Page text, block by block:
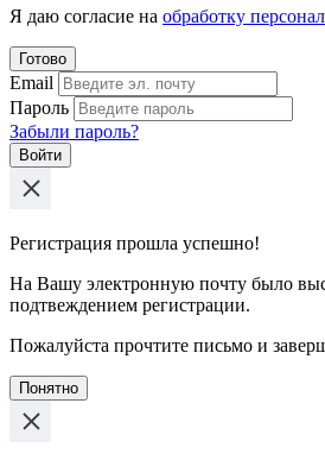
Я даю согласие на обработку
Готово
Email
Пароль
Забыли пароль?
Войти
Регистрация прошла успешно!
На Вашу электронную почту было
подтвеждением регистрации.
Пожалуйста прочтите письмо и
Понятно